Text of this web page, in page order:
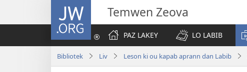
JW.ORG Temwen Zeova
PAZ LAKEY
LO LABIB
Bibliotek Liv Leson ki ou kapab aprann dan Labib